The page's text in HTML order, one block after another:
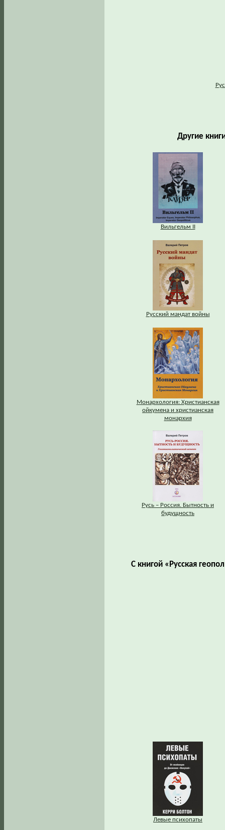
Другие
Вильгельм II
Русский мандат войны
Монархология: Христианская
ойкумена и христианская
монархия
Русь – Россия. Бытность и
будущность
С книгой «Русская
Левые психопаты